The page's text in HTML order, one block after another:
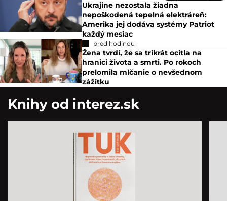
Ukrajine nezostala žiadna
nepoškodená tepelná elektráreň:
Amerika jej dodáva systémy Patriot
každý mesiac
pred hodinou
Žena tvrdí, že sa trikrát ocitla na
hranici života a smrti. Po rokoch
prelomila mlčanie o nevšednom
zážitku
Knihy od interez.sk